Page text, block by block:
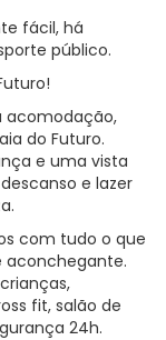
fácil, há
público.
acomodação,
do Futuro.
e uma vista
e lazer
com tudo o que
aconchegante.
fit, salão de
24h.